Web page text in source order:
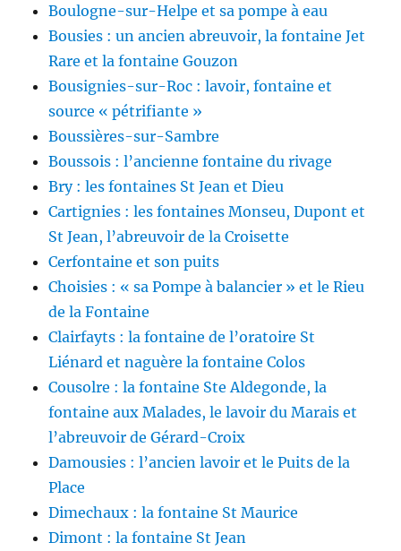
Boulogne-sur-Helpe et sa pompe à eau
Bousies : un ancien abreuvoir, la fontaine Jet
Rare et la fontaine Gouzon
Bousignies-sur-Roc : lavoir, fontaine et
source « pétrifiante »
Boussières-sur-Sambre
Boussois : l’ancienne fontaine du rivage
Bry : les fontaines St Jean et Dieu
Cartignies : les fontaines Monseu, Dupont et
St Jean, l’abreuvoir de la Croisette
Cerfontaine et son puits
Choisies : « sa Pompe à balancier » et le Rieu
de la Fontaine
Clairfayts : la fontaine de l’oratoire St
Liénard et naguère la fontaine Colos
Cousolre : la fontaine Ste Aldegonde, la
fontaine aux Malades, le lavoir du Marais et
l’abreuvoir de Gérard-Croix
Damousies : l’ancien lavoir et le Puits de la
Place
Dimechaux : la fontaine St Maurice
Dimont : la fontaine St Jean